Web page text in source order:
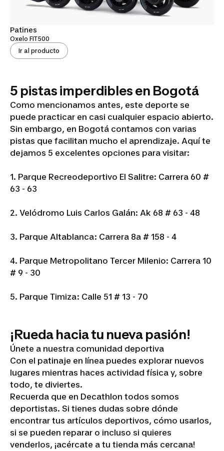
Patines
Oxelo FIT500
Ir al producto
5 pistas imperdibles en Bogotá
Como mencionamos antes, este deporte se
puede practicar en casi cualquier espacio abierto.
Sin embargo, en Bogotá contamos con varias
pistas que facilitan mucho el aprendizaje. Aquí te
dejamos 5 excelentes opciones para visitar:
1. Parque Recreodeportivo El Salitre: Carrera 60 #
63 - 63
2. Velódromo Luis Carlos Galán: Ak 68 # 63 - 48
3. Parque Altablanca: Carrera 8a # 158 - 4
4. Parque Metropolitano Tercer Milenio: Carrera 10
# 9 - 30
5. Parque Timiza: Calle 51 # 13 - 70
¡Rueda hacia tu nueva pasión!
Únete a nuestra comunidad deportiva
Con el patinaje en línea puedes explorar nuevos
lugares mientras haces actividad física y, sobre
todo, te diviertes.
Recuerda que en Decathlon todos somos
deportistas. Si tienes dudas sobre dónde
encontrar tus artículos deportivos, cómo usarlos,
si se pueden reparar o incluso si quieres
venderlos, ¡acércate a tu tienda más cercana!